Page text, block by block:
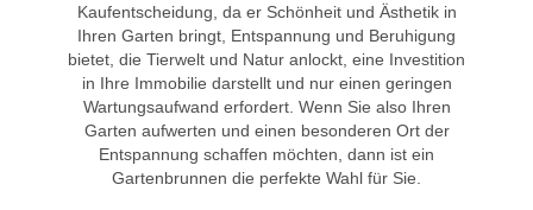
Kaufentscheidung, da er Schönheit und Ästhetik in
Ihren Garten bringt, Entspannung und Beruhigung
bietet, die Tierwelt und Natur anlockt, eine Investition
in Ihre Immobilie darstellt und nur einen geringen
Wartungsaufwand erfordert. Wenn Sie also Ihren
Garten aufwerten und einen besonderen Ort der
Entspannung schaffen möchten, dann ist ein
Gartenbrunnen die perfekte Wahl für Sie.